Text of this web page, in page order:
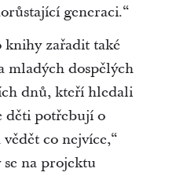
generaci.“
knihy zařadit také
mladých dospělých
dnů, kteří hledali
děti potřebují o
co nejvíce,“
na projektu